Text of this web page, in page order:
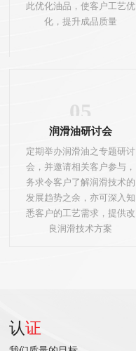
此优化油品，使客户工艺优
化，提升成品质量
05
润滑油研讨会
定期举办润滑油之专题研讨
会，并邀请相关客户参与，
务求令客户了解润滑技术的
发展趋势之余，亦可深入知
悉客户的工艺需求，提供改
良润滑技术方案
认证